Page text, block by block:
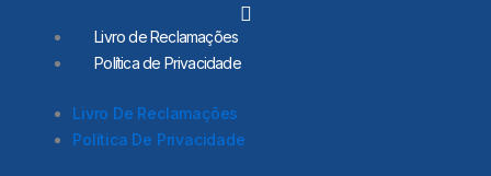
Livro de Reclamações
Política de Privacidade
Livro De Reclamações
Política De Privacidade
L
n